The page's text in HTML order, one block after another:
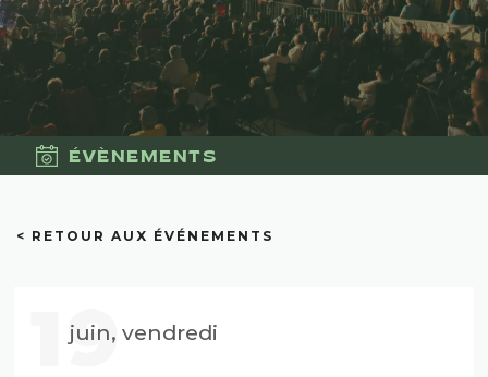
ÉVÈNEMENTS
< RETOUR AUX ÉVÉNEMENTS
19
juin, vendredi